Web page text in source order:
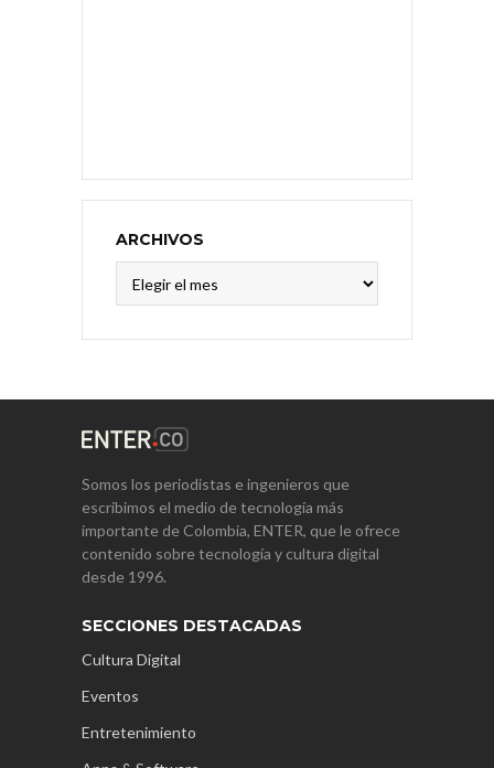
ARCHIVOS
Somos los periodistas e ingenieros que
escribimos el medio de tecnología más
importante de Colombia, ENTER, que le ofrece
contenido sobre tecnología y cultura digital
desde 1996.
SECCIONES DESTACADAS
Cultura Digital
Eventos
Entretenimiento